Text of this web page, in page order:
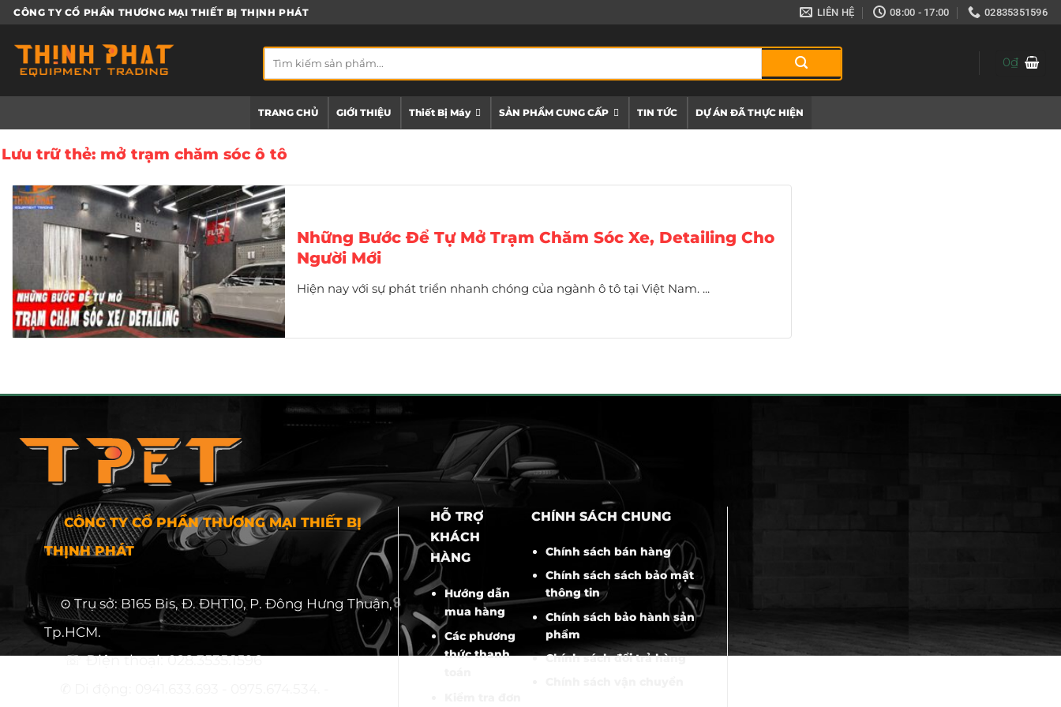
Bỏ
nội
dung
CÔNG TY CỔ PHẦN THƯƠNG MẠI THIẾT BỊ THỊNH PHÁT LIÊN HỆ 08:00 - 17:00 02835351596
kiếm:
0₫
TRANG CHỦ GIỚI THIỆU Thiết Bị Máy SẢN PHẨM CUNG CẤP TIN TỨC DỰ ÁN ĐÃ THỰC HIỆN
Lưu trữ thẻ: mở trạm chăm sóc ô tô
Những Bước Để Tự Mở Trạm Chăm Sóc Xe, Detailing Cho
Người Mới
Hiện nay với sự phát triển nhanh chóng của ngành ô tô tại Việt Nam. ...
CÔNG TY CỔ PHẦN THƯƠNG MẠI THIẾT BỊ
THỊNH PHÁT
⊙ Trụ sở: B165 Bis, Đ. ĐHT10, P. Đông Hưng Thuận,
Tp.HCM.
☏ Điện thoại: 028.3535.1596
HỖ TRỢ
KHÁCH
HÀNG
Hướng dẫn
mua hàng
Các phương
thức thanh
CHÍNH SÁCH CHUNG
Chính sách bán hàng
Chính sách sách bảo mật
thông tin
Chính sách bảo hành sản
phẩm
Chính sách đổi trả hàng